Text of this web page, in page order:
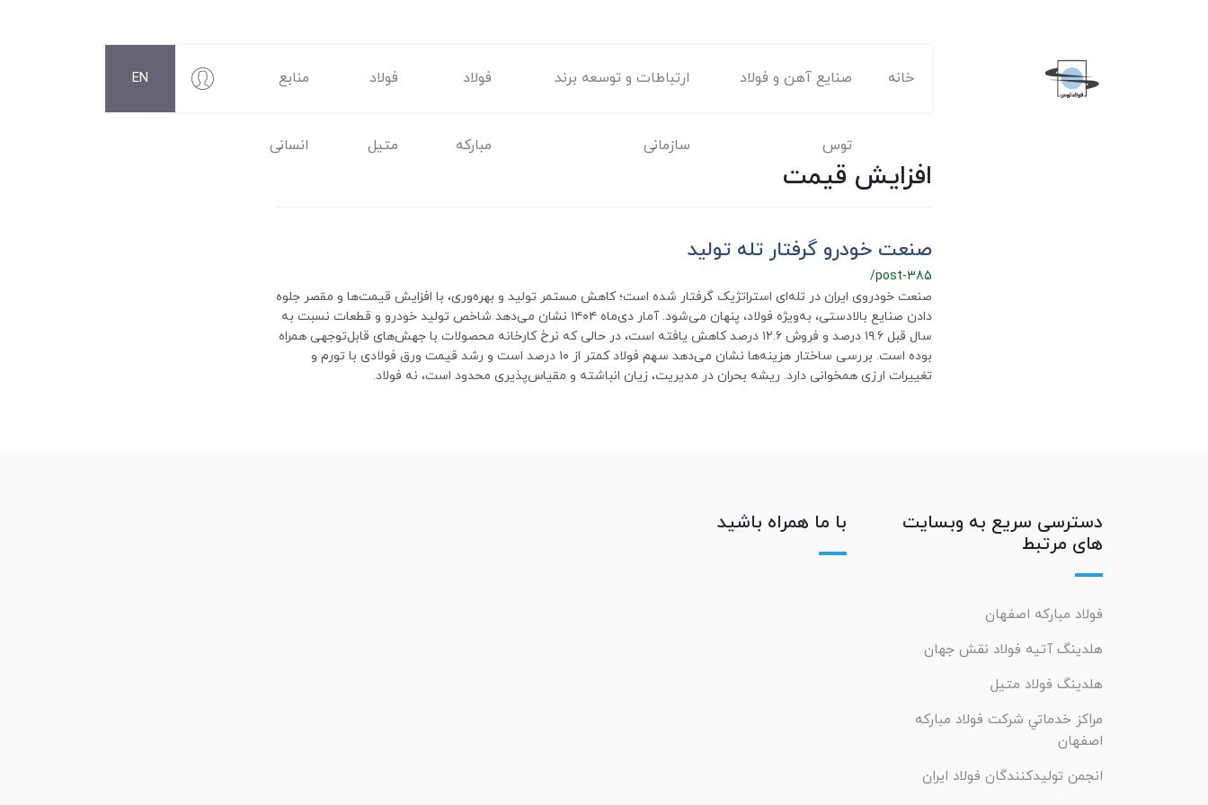
خانه صنایع آهن و فولاد
توس
ارتباطات و توسعه برند
سازمانی
فولاد
مبارکه
فولاد
متیل
منابع
انسانی
EN
افزایش قیمت
صنعت خودرو گرفتار تله تولید
/post-385
صنعت خودروی ایران در تله‌ای استراتژیک گرفتار شده است؛ کاهش مستمر تولید و بهره‌وری، با افزایش قیمت‌ها و مقصر جلوه
دادن صنایع بالادستی، به‌ویژه فولاد، پنهان می‌شود. آمار دی‌ماه ۱۴۰۴ نشان می‌دهد شاخص تولید خودرو و قطعات نسبت به
سال قبل ۱۹.۶ درصد و فروش ۱۲.۶ درصد کاهش یافته است، در حالی که نرخ کارخانه محصولات با جهش‌های قابل‌توجهی همراه
بوده است. بررسی ساختار هزینه‌ها نشان می‌دهد سهم فولاد کمتر از ۱۰ درصد است و رشد قیمت ورق فولادی با تورم و
تغییرات ارزی همخوانی دارد. ریشه بحران در مدیریت، زیان انباشته و مقیاس‌پذیری محدود است، نه فولاد.
دسترسی سریع به وبسایت
های مرتبط
فولاد مبارکه اصفهان
هلدینگ آتیه فولاد نقش جهان
هلدینگ فولاد متیل
مراکز خدماتي شرکت فولاد مبارکه
اصفهان
انجمن تولیدکنندگان فولاد ایران
با ما همراه باشید